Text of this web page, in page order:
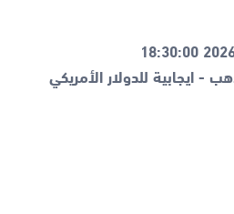
- ايجابية للدولار الأمريكي